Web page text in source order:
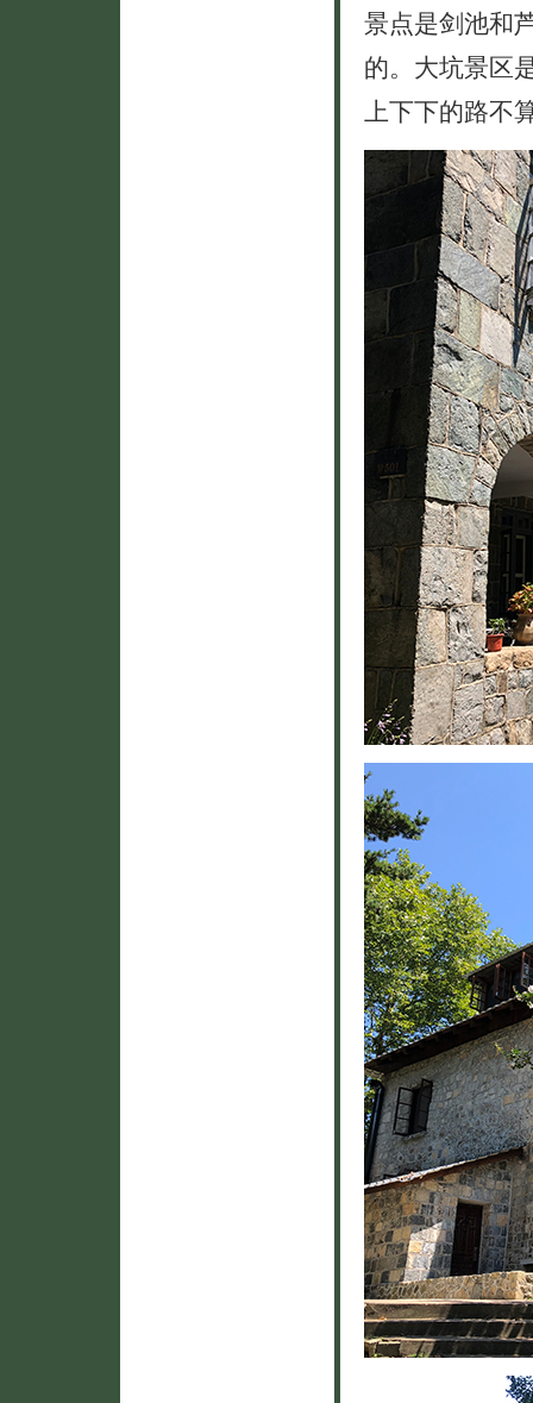
景点是剑池和
的。大坑景区
上下下的路不